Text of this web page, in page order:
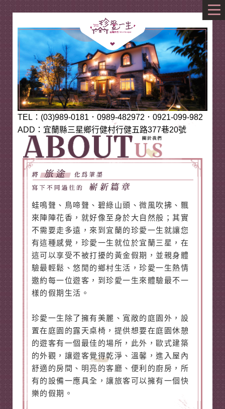
TEL：(03)989-0181．0989-482972．0921-099-982
ADD：宜蘭縣三星鄉行健村行健五路377巷20號
蛙鳴聲、鳥啼聲、碧綠山頭、微風吹拂、飄
來陣陣花香，就好像至身於大自然般；其實
不需要走多遠，來到宜蘭的珍愛一生就讓您
有這種感覺，珍愛一生就位於宜蘭三星，在
這可以享受不被打擾的黃金假期，並親身體
驗最輕鬆、悠閒的鄉村生活，珍愛一生熱情
邀約每一位遊客，到珍愛一生來體驗最不一
樣的假期生活。
珍愛一生除了擁有美麗、寬敞的庭園外，設
置在庭園的露天桌椅，提供想要在庭園休憩
的遊客有一個最佳的場所，此外，歐式建築
的外觀，讓遊客覺得乾淨、溫馨，進入屋內
舒適的房間、明亮的客廳、便利的廚房，所
有的設備一應具全，讓旅客可以擁有一個快
樂的假期。